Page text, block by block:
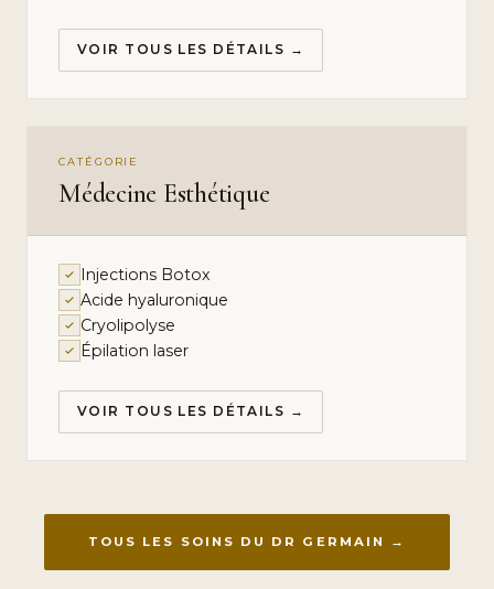
VOIR TOUS LES DÉTAILS →
CATÉGORIE
Médecine Esthétique
Injections Botox
Acide hyaluronique
Cryolipolyse
Épilation laser
VOIR TOUS LES DÉTAILS →
TOUS LES SOINS DU DR GERMAIN →